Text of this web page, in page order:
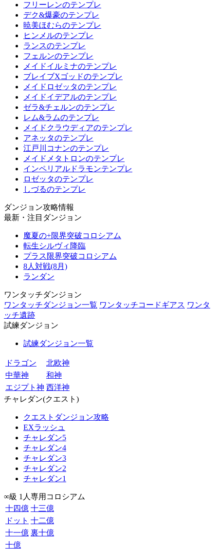
フリーレンのテンプレ
デク&爆豪のテンプレ
暁美ほむらのテンプレ
ヒンメルのテンプレ
ランスのテンプレ
フェルンのテンプレ
メイドイルミナのテンプレ
ブレイブXゴッドのテンプレ
メイドロゼッタのテンプレ
メイドイデアルのテンプレ
ゼラ&チェルンのテンプレ
レム&ラムのテンプレ
メイドクラウディアのテンプレ
アネッタのテンプレ
江戸川コナンのテンプレ
メイドメタトロンのテンプレ
インペリアルドラモンテンプレ
ロゼッタのテンプレ
しづるのテンプレ
ダンジョン攻略情報
最新・注目ダンジョン
魔夏の+限界突破コロシアム
転生シルヴィ降臨
プラス限界突破コロシアム
8人対戦(8月)
ランダン
ワンタッチダンジョン
ワンタッチダンジョン一覧 ワンタッチコードギアス ワンタ
ッチ遺跡
試練ダンジョン
試練ダンジョン一覧
ドラゴン
北欧神
中華神
和神
エジプト神 西洋神
チャレダン(クエスト)
クエストダンジョン攻略
EXラッシュ
チャレダン5
チャレダン4
チャレダン3
チャレダン2
チャレダン1
∞級 1人専用コロシアム
十四億 十三億
ドット 十二億
十一億 裏十億
十億